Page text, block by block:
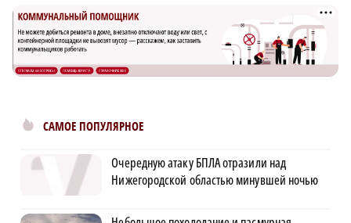
САМОЕ ПОПУЛЯРНОЕ
Очередную атаку БПЛА отразили над
Нижегородской областью минувшей ночью